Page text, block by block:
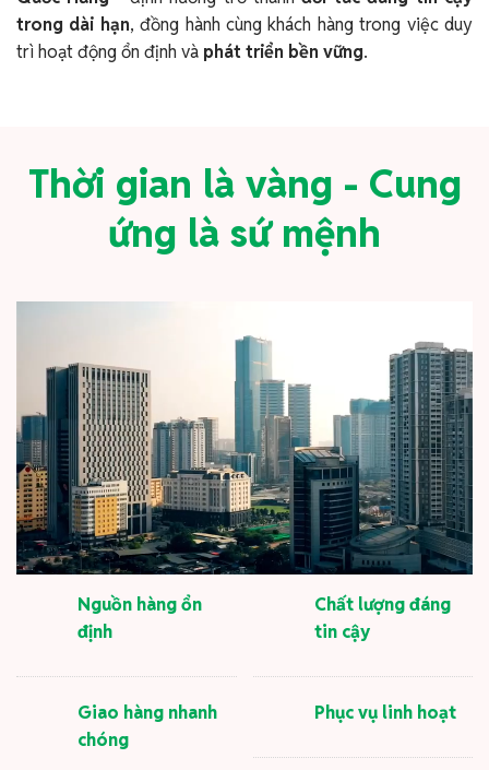
trong dài hạn, đồng hành cùng khách hàng trong việc duy
trì hoạt động ổn định và phát triển bền vững.
Thời gian là vàng - Cung
ứng là sứ mệnh
Nguồn hàng ổn
định
Giao hàng nhanh
chóng
Chất lượng đáng
tin cậy
Phục vụ linh hoạt